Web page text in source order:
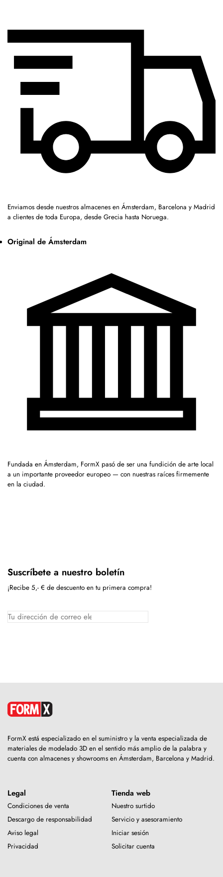
Enviamos desde nuestros almacenes en Ámsterdam, Barcelona y Madrid
a clientes de toda Europa, desde Grecia hasta Noruega.
Original de Ámsterdam
Fundada en Ámsterdam, FormX pasó de ser una fundición de arte local
a un importante proveedor europeo — con nuestras raíces firmemente
en la ciudad.
Suscríbete a nuestro boletín
¡Recibe 5,- € de descuento en tu primera compra!
FormX está especializado en el suministro y la venta especializada de
materiales de modelado 3D en el sentido más amplio de la palabra y
cuenta con almacenes y showrooms en Ámsterdam, Barcelona y Madrid.
Legal
Condiciones de venta
Descargo de responsabilidad
Aviso legal
Privacidad
Tienda web
Nuestro surtido
Servicio y asesoramiento
Iniciar sesión
Solicitar cuenta